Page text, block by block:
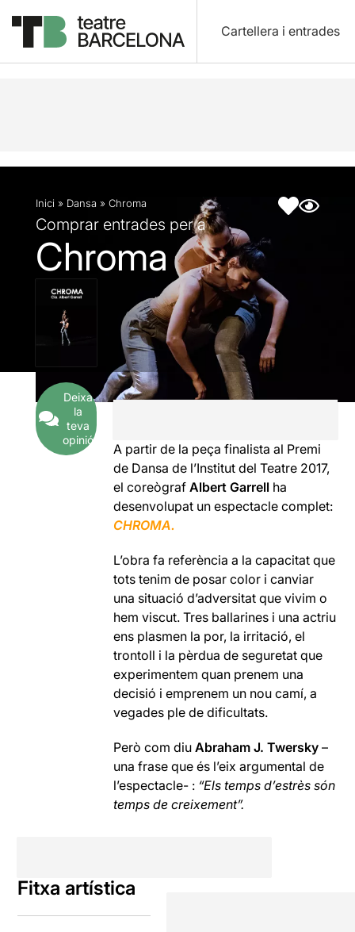
Cartellera i entrades
Descripció Fitxa artística
Inici » Dansa » Chroma
Comprar entrades per a
Chroma
Deixa
la
teva
opinió
A partir de la peça finalista al Premi
de Dansa de l’Institut del Teatre 2017,
el coreògrafAlbert Garrell ha
desenvolupat un espectacle complet:
CHROMA.
L’obra fa referència a la capacitat que
tots tenim de posar color i canviar
una situació d’adversitat que vivim o
hem viscut. Tres ballarines i una actriu
ens plasmen la por, la irritació, el
trontoll i la pèrdua de seguretat que
experimentem quan prenem una
decisió i emprenem un nou camí, a
vegades ple de dificultats.
Però com diuAbraham J. Twersky –
una frase que és l’eix argumental de
l’espectacle- : “Els temps d’estrès són
temps de creixement”.
Fitxa artística